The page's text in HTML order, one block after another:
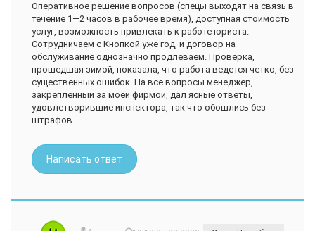
Оперативное решение вопросов (спецы выходят на связь в
течение 1—2 часов в рабочее время), доступная стоимость
услуг, возможность привлекать к работе юриста.
Сотрудничаем с Кнопкой уже год, и договор на
обслуживание однозначно продлеваем. Проверка,
прошедшая зимой, показала, что работа ведется четко, без
существенных ошибок. На все вопросы менеджер,
закрепленный за моей фирмой, дал ясные ответы,
удовлетворившие инспектора, так что обошлись без
штрафов.
Написать ответ